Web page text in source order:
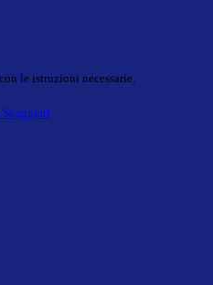
le istruzioni necessarie.